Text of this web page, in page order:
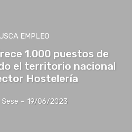
EMPLEO
1.000 puestos de
el territorio nacional
Hostelería
Sese - 19/06/2023